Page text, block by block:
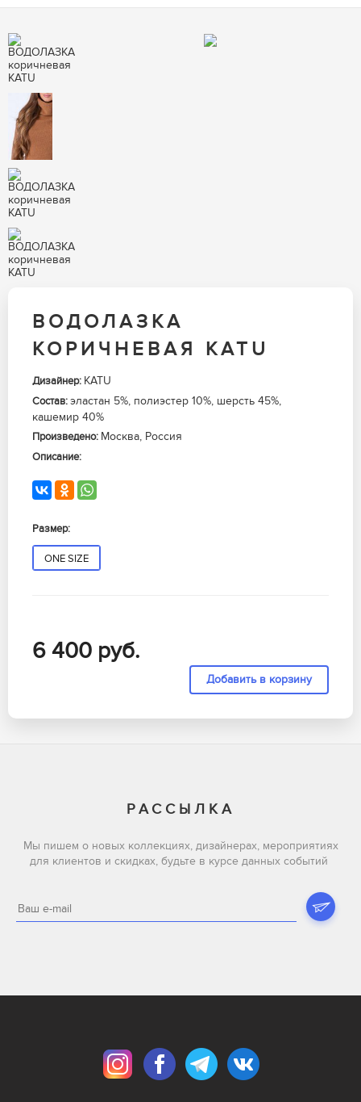
ВОДОЛАЗКА
КОРИЧНЕВАЯ KATU
Дизайнер: KATU
Состав:эластан 5%, полиэстер 10%, шерсть 45%,
кашемир 40%
Произведено: Москва, Россия
Описание:
Размер:
ONE SIZE
6 400 руб.
РАССЫЛКА
Мы пишем о новых коллекциях, дизайнерах, мероприятиях
для клиентов и скидках, будьте в курсе данных событий